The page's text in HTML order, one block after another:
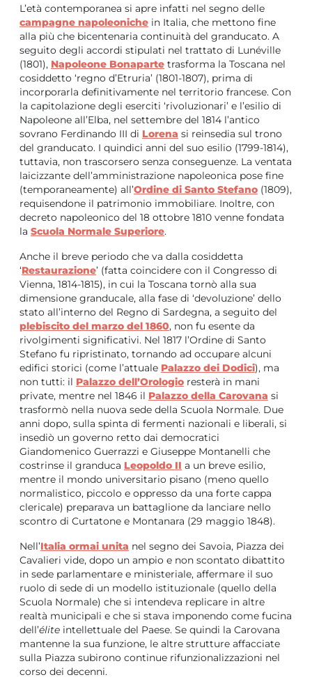
L’età contemporanea si apre infatti nel segno delle
campagne napoleoniche in Italia, che mettono fine
alla più che bicentenaria continuità del granducato. A
seguito degli accordi stipulati nel trattato di Lunéville
(1801), Napoleone Bonaparte trasforma la Toscana nel
cosiddetto ‘regno d’Etruria’ (1801-1807), prima di
incorporarla definitivamente nel territorio francese. Con
la capitolazione degli eserciti ‘rivoluzionari’ e l’esilio di
Napoleone all’Elba, nel settembre del 1814 l’antico
sovrano Ferdinando III di Lorena si reinsedia sul trono
del granducato. I quindici anni del suo esilio (1799-1814),
tuttavia, non trascorsero senza conseguenze. La ventata
laicizzante dell’amministrazione napoleonica pose fine
(temporaneamente) all’Ordine di Santo Stefano (1809),
requisendone il patrimonio immobiliare. Inoltre, con
decreto napoleonico del 18 ottobre 1810 venne fondata
la Scuola Normale Superiore.
Anche il breve periodo che va dalla cosiddetta
‘Restaurazione’ (fatta coincidere con il Congresso di
Vienna, 1814-1815), in cui la Toscana tornò alla sua
dimensione granducale, alla fase di ‘devoluzione’ dello
stato all’interno del Regno di Sardegna, a seguito del
plebiscito del marzo del 1860, non fu esente da
rivolgimenti significativi. Nel 1817 l’Ordine di Santo
Stefano fu ripristinato, tornando ad occupare alcuni
edifici storici (come l’attuale Palazzo dei Dodici), ma
non tutti: il Palazzo dell’Orologio resterà in mani
private, mentre nel 1846 il Palazzo della Carovana si
trasformò nella nuova sede della Scuola Normale. Due
anni dopo, sulla spinta di fermenti nazionali e liberali, si
insediò un governo retto dai democratici
Giandomenico Guerrazzi e Giuseppe Montanelli che
costrinse il granduca Leopoldo II a un breve esilio,
mentre il mondo universitario pisano (meno quello
normalistico, piccolo e oppresso da una forte cappa
clericale) preparava un battaglione da lanciare nello
scontro di Curtatone e Montanara (29 maggio 1848).
Nell’Italia ormai unita nel segno dei Savoia, Piazza dei
Cavalieri vide, dopo un ampio e non scontato dibattito
in sede parlamentare e ministeriale, affermare il suo
ruolo di sede di un modello istituzionale (quello della
Scuola Normale) che si intendeva replicare in altre
realtà municipali e che si stava imponendo come fucina
dell’élite intellettuale del Paese. Se quindi la Carovana
mantenne la sua funzione, le altre strutture affacciate
sulla Piazza subirono continue rifunzionalizzazioni nel
corso dei decenni.